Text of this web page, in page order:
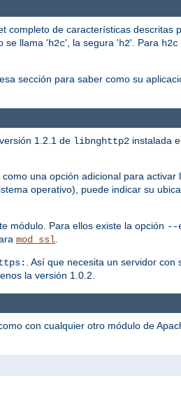
completo de características descritas
se llama 'h2c', la segura 'h2'. Para h2c
esa sección para saber como su
1.2.1 de libnghttp2 instalada
como una opción adicional para activar
operativo), puede indicar su
módulo. Para ellos existe la opción --
mod_ssl.
. Así que necesita un servidor con
la versión 1.0.2.
con cualquier otro módulo de